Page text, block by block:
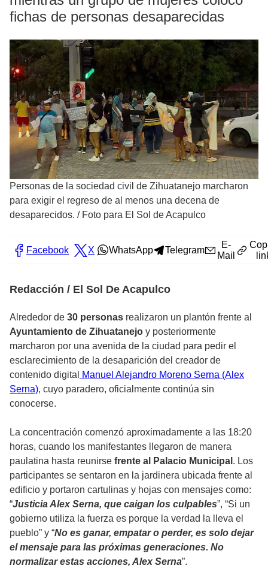
fichas de personas desaparecidas
Personas de la sociedad civil de Zihuatanejo marcharon
para exigir el regreso de al menos una decena de
desaparecidos. / Foto para El Sol de Acapulco
Facebook X WhatsApp Telegram
E-
Mail
Redacción / El Sol De Acapulco
Alrededor de 30 personas realizaron un plantón frente al
Ayuntamiento de Zihuatanejo y posteriormente
marcharon por una avenida de la ciudad para pedir el
esclarecimiento de la desaparición del creador de
contenido digital
Manuel Alejandro Moreno Serna (Alex
Serna), cuyo paradero, oficialmente continúa sin
conocerse.
La concentración comenzó aproximadamente a las 18:20
horas, cuando los manifestantes llegaron de manera
paulatina hasta reunirse frente al Palacio Municipal . Los
participantes se sentaron en la jardinera ubicada frente al
edificio y portaron cartulinas y hojas con mensajes como:
“Justicia Alex Serna, que caigan los culpables”, “Si un
gobierno utiliza la fuerza es porque la verdad la lleva el
pueblo” y “No es ganar, empatar o perder, es solo dejar
el mensaje para las próximas generaciones. No
normalizar estas acciones, Alex Serna”.